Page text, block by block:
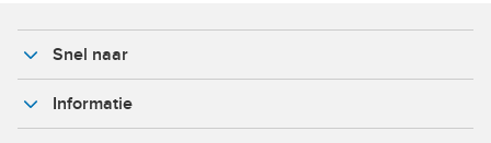
Snel naar
Informatie